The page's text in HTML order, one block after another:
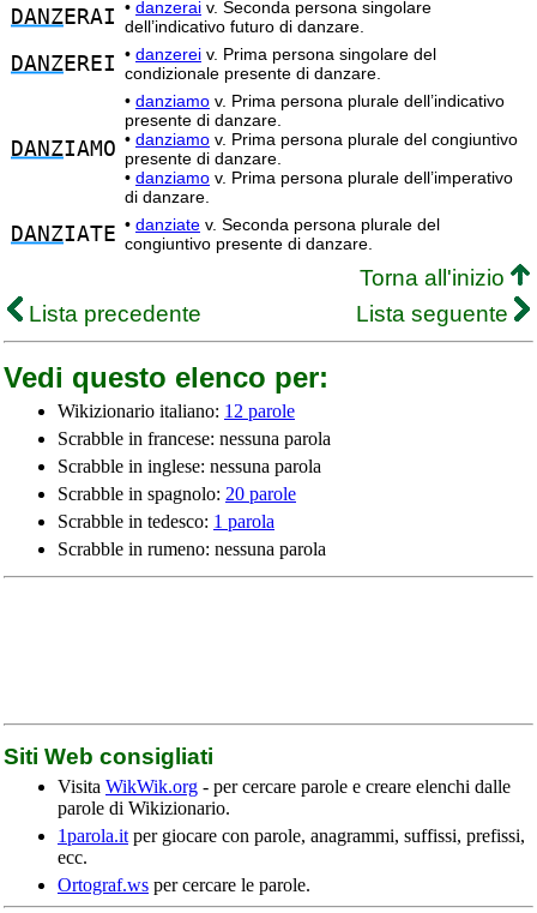
DANZERAI • danzerai v. Seconda persona singolare
dell’indicativo futuro di danzare.
DANZEREI • danzerei v. Prima persona singolare del
condizionale presente di danzare.
DANZIAMO
• danziamo v. Prima persona plurale dell’indicativo
presente di danzare.
• danziamo v. Prima persona plurale del congiuntivo
presente di danzare.
• danziamo v. Prima persona plurale dell’imperativo
di danzare.
DANZIATE • danziate v. Seconda persona plurale del
congiuntivo presente di danzare.
Torna all'inizio
Lista precedente
Lista seguente
Vedi questo elenco per:
Wikizionario italiano: 12 parole
Scrabble in francese: nessuna parola
Scrabble in inglese: nessuna parola
Scrabble in spagnolo: 20 parole
Scrabble in tedesco: 1 parola
Scrabble in rumeno: nessuna parola
Siti Web consigliati
Visita WikWik.org - per cercare parole e creare elenchi dalle
parole di Wikizionario.
1parola.it per giocare con parole, anagrammi, suffissi, prefissi,
ecc.
Ortograf.ws per cercare le parole.